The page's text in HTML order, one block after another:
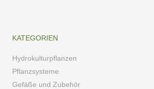
KATEGORIEN
Hydrokulturpflanzen
Pflanzsysteme
Gefäße und Zubehör